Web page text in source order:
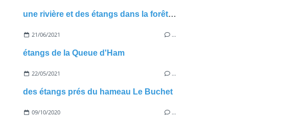
une rivière et des étangs dans la forêt de Retz
21/06/2021 …
étangs de la Queue d'Ham
22/05/2021 …
des étangs prés du hameau Le Buchet
09/10/2020 …